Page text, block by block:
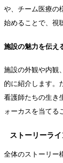
や、チーム医療の
始めることで、視
施設の魅力を伝え
施設の外観や内観
的に紹介します。
看護師たちの生き
ォーカスを当てる
ストーリーライ
全体のストーリー